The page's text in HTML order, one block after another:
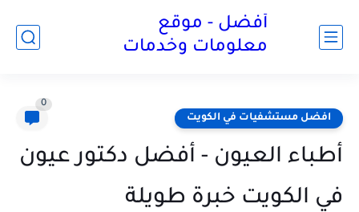
أفضل - موقع
معلومات وخدمات
افضل مستشفيات في الكويت
0
أطباء العيون - أفضل دكتور عيون
في الكويت خبرة طويلة